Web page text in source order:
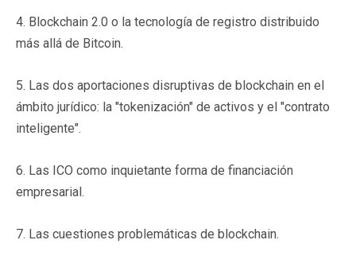
4. Blockchain 2.0 o la tecnología de registro distribuido
más allá de Bitcoin.
5. Las dos aportaciones disruptivas de blockchain en el
ámbito jurídico: la "tokenización" de activos y el "contrato
inteligente".
6. Las ICO como inquietante forma de financiación
empresarial.
7. Las cuestiones problemáticas de blockchain.